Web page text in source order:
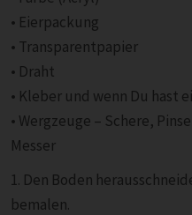
• Eierpackung
• Transparentpapier
• Draht
• Kleber und wenn Du hast
• Wergzeuge – Schere,
Messer
1. Den Boden
bemalen.